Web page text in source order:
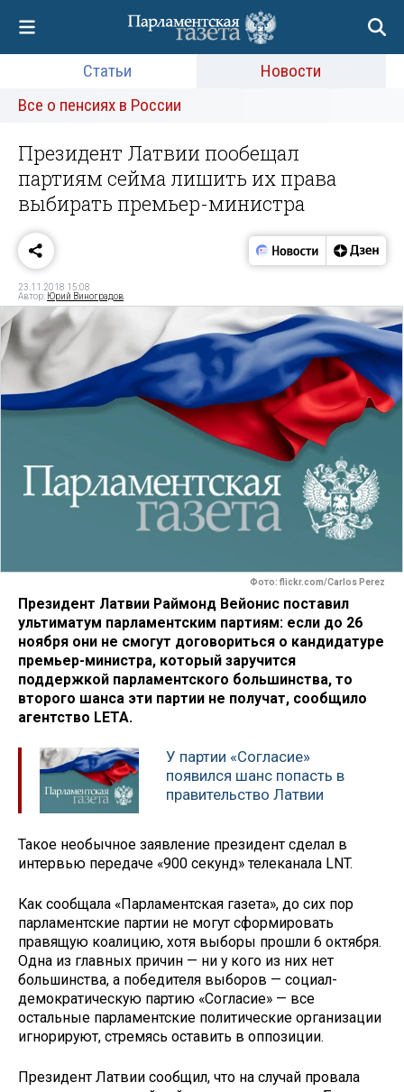
Статьи
Новости
Все о пенсиях в России
Президент Латвии пообещал
партиям сейма лишить их права
выбирать премьер-министра
23.11.2018 15:08
Автор: Юрий Виноградов
Фото: flickr.com/Carlos Perez
Президент Латвии Раймонд Вейонис поставил
ультиматум парламентским партиям: если до 26
ноября они не смогут договориться о кандидатуре
премьер-министра, который заручится
поддержкой парламентского большинства, то
второго шанса эти партии не получат, сообщило
агентство LETA.
У партии «Согласие»
появился шанс попасть в
правительство Латвии
Такое необычное заявление президент сделал в
интервью передаче «900 секунд» телеканала LNT.
Как сообщала «Парламентская газета», до сих пор
парламентские партии не могут сформировать
правящую коалицию, хотя выборы прошли 6 октября.
Одна из главных причин — ни у кого из них нет
большинства, а победителя выборов — социал-
демократическую партию «Согласие» — все
остальные парламентские политические организации
игнорируют, стремясь оставить в оппозиции.
Президент Латвии сообщил, что на случай провала